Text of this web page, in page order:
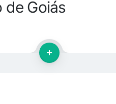
de Goiás